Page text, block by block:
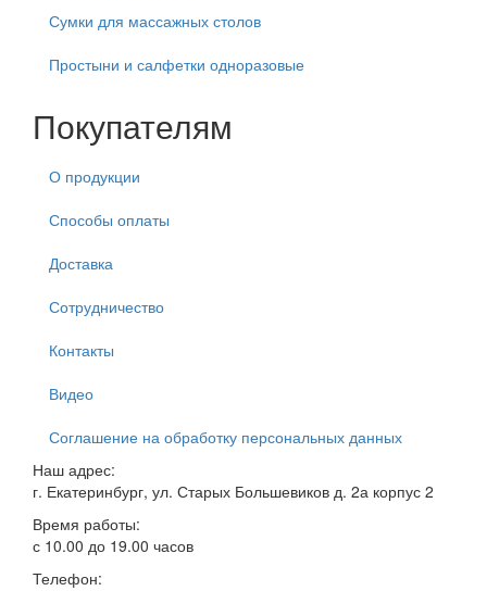
Сумки для массажных столов
Простыни и салфетки одноразовые
Покупателям
О продукции
Способы оплаты
Доставка
Сотрудничество
Контакты
Видео
Соглашение на обработку персональных данных
Наш адрес:
г. Екатеринбург, ул. Старых Большевиков д. 2а корпус 2
Время работы:
с 10.00 до 19.00 часов
Телефон: